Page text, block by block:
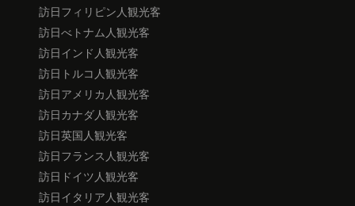
訪日フィリピン人観光客
訪日べトナム人観光客
訪日インド人観光客
訪日トルコ人観光客
訪日アメリカ人観光客
訪日カナダ人観光客
訪日英国人観光客
訪日フランス人観光客
訪日ドイツ人観光客
訪日イタリア人観光客